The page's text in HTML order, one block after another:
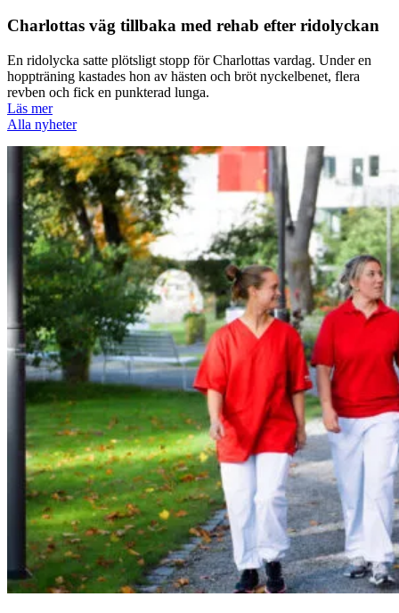
Charlottas väg tillbaka med rehab efter ridolyckan
En ridolycka satte plötsligt stopp för Charlottas vardag. Under en
hoppträning kastades hon av hästen och bröt nyckelbenet, flera
revben och fick en punkterad lunga.
Läs mer
Alla nyheter